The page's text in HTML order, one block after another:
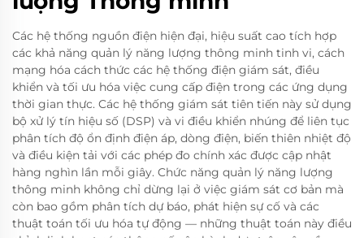
Các hệ thống nguồn điện hiện đại, hiệu suất cao tích hợp
các khả năng quản lý năng lượng thông minh tinh vi, cách
mạng hóa cách thức các hệ thống điện giám sát, điều
khiển và tối ưu hóa việc cung cấp điện trong các ứng dụng
thời gian thực. Các hệ thống giám sát tiên tiến này sử dụng
bộ xử lý tín hiệu số (DSP) và vi điều khiển nhúng để liên tục
phân tích độ ổn định điện áp, dòng điện, biến thiên nhiệt độ
và điều kiện tải với các phép đo chính xác được cập nhật
hàng nghìn lần mỗi giây. Chức năng quản lý năng lượng
thông minh không chỉ dừng lại ở việc giám sát cơ bản mà
còn bao gồm phân tích dự báo, phát hiện sự cố và các
thuật toán tối ưu hóa tự động — những thuật toán này điều